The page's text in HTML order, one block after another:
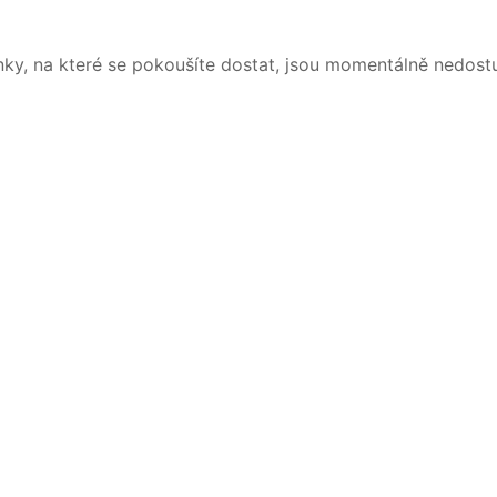
na které se pokoušíte dostat, jsou momentálně